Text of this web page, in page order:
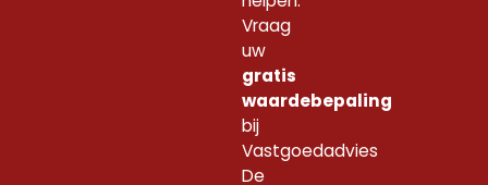
Vraag
uw
gratis
waardebepaling
bij
Vastgoedadvies
De